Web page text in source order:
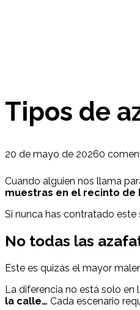
Tipos de
20 de mayo de 20260
Cuando alguien nos llama
muestras en el recinto de
Si nunca has contratado este
No todas las
Este es quizás el mayor
La diferencia no está solo en
la calle… Cada escenario